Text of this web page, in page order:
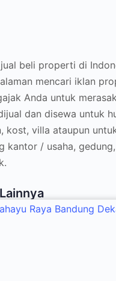
beli properti di
mencari iklan
Anda untuk
dan disewa untuk
kost, villa ataupun
kantor / usaha,
Raya Bandung